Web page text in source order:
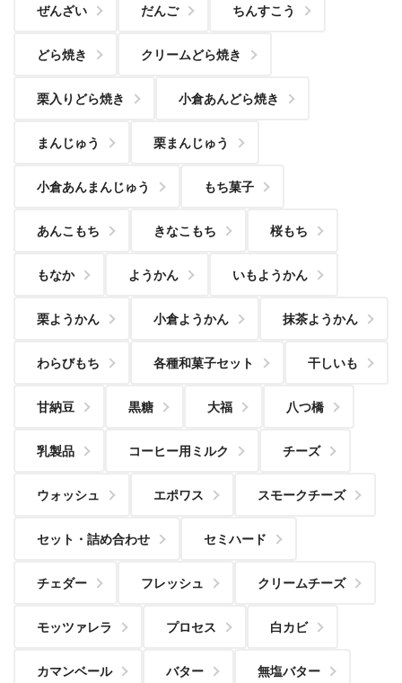
ぜんざい だんご ちんすこう
どら焼き クリームどら焼き
栗入りどら焼き 小倉あんどら焼き
まんじゅう 栗まんじゅう
小倉あんまんじゅう もち菓子
あんこもち きなこもち 桜もち
もなか ようかん いもようかん
栗ようかん 小倉ようかん 抹茶ようかん
わらびもち 各種和菓子セット 干しいも
甘納豆 黒糖 大福 八つ橋
乳製品 コーヒー用ミルク チーズ
ウォッシュ エポワス スモークチーズ
セット・詰め合わせ セミハード
チェダー フレッシュ クリームチーズ
モッツァレラ プロセス 白カビ
カマンベール バター 無塩バター